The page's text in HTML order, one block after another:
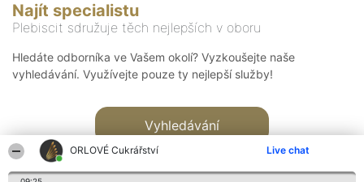
ORLOVÉ Cukrářství Live chat
Najít specialistu
Plebiscit sdružuje těch nejlepších v oboru
Hledáte odborníka ve Vašem okolí? Vyzkoušejte naše
vyhledávání. Využívejte pouze ty nejlepší služby!
Vyhledávání